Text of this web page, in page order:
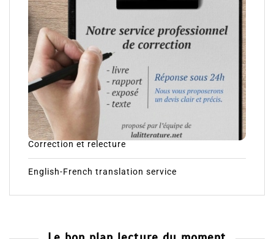
Correction et relecture
English-French translation service